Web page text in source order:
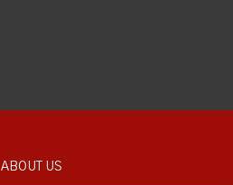
ABOUT US